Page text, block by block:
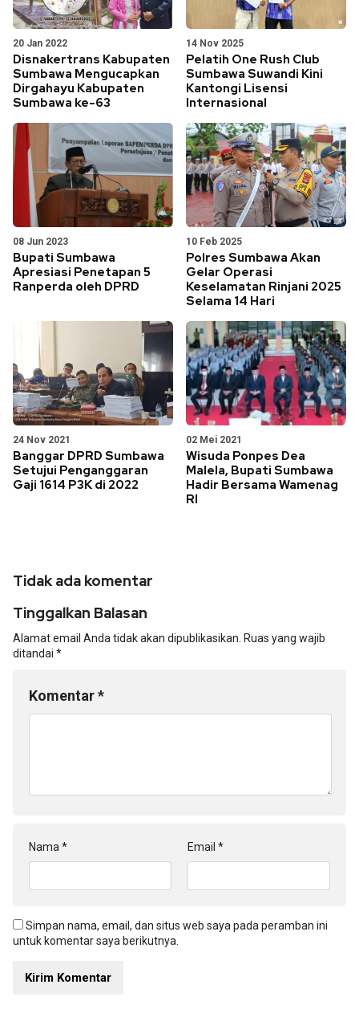
20 Jan 2022
Disnakertrans Kabupaten
Sumbawa Mengucapkan
Dirgahayu Kabupaten
Sumbawa ke-63
14 Nov 2025
Pelatih One Rush Club
Sumbawa Suwandi Kini
Kantongi Lisensi
Internasional
08 Jun 2023
Bupati Sumbawa
Apresiasi Penetapan 5
Ranperda oleh DPRD
10 Feb 2025
Polres Sumbawa Akan
Gelar Operasi
Keselamatan Rinjani 2025
Selama 14 Hari
24 Nov 2021
Banggar DPRD Sumbawa
Setujui Penganggaran
Gaji 1614 P3K di 2022
02 Mei 2021
Wisuda Ponpes Dea
Malela, Bupati Sumbawa
Hadir Bersama Wamenag
RI
Tidak ada komentar
Tinggalkan Balasan
Alamat email Anda tidak akan dipublikasikan. Ruas yang wajib
ditandai *
Komentar*
Nama * Email *
Simpan nama, email, dan situs web saya pada peramban ini
untuk komentar saya berikutnya.